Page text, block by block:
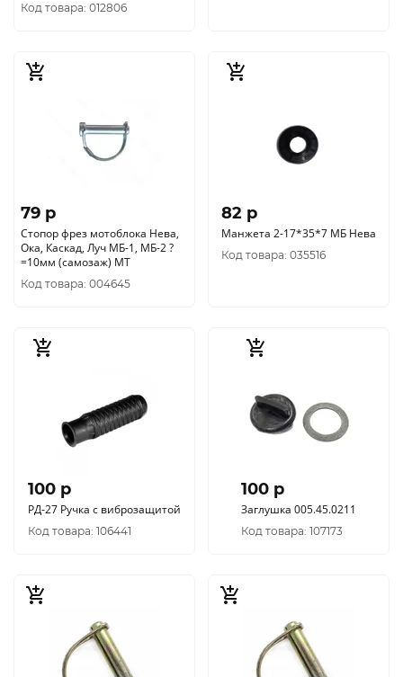
Код товара: 012806
79 p
Стопор фрез мотоблока Нева,
Ока, Каскад, Луч МБ-1, МБ-2 ?
=10мм (самозаж) МТ
Код товара: 004645
82 p
Манжета 2-17*35*7 МБ Нева
Код товара: 035516
100 p
РД-27 Ручка с виброзащитой
Код товара: 106441
100 p
Заглушка 005.45.0211
Код товара: 107173